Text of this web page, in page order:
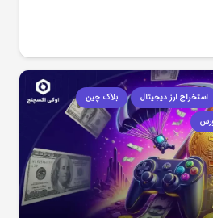
استخراج ارز دیجیتال
بلاک چین